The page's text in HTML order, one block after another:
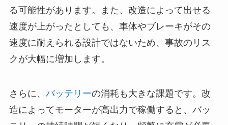
る可能性があります。また、改造によって出せる
速度が上がったとしても、車体やブレーキがその
速度に耐えられる設計ではないため、事故のリス
クが大幅に増加します。
さらに、 バッテリーの消耗も大きな課題です。改
造によってモーターが高出力で稼働すると、バッ